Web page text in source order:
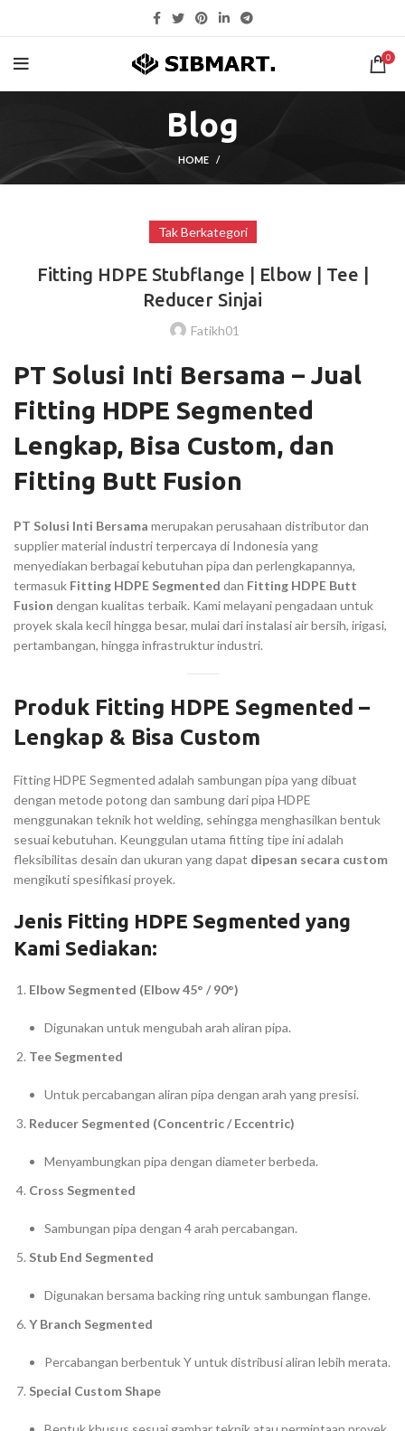
0
Blog
HOME
Tak Berkategori
Fitting HDPE Stubflange | Elbow | Tee |
Reducer Sinjai
Fatikh01
PT Solusi Inti Bersama – Jual
Fitting HDPE Segmented
Lengkap, Bisa Custom, dan
Fitting Butt Fusion
PT Solusi Inti Bersama merupakan perusahaan distributor dan
supplier material industri terpercaya di Indonesia yang
menyediakan berbagai kebutuhan pipa dan perlengkapannya,
termasuk Fitting HDPE Segmented dan Fitting HDPE Butt
Fusion dengan kualitas terbaik. Kami melayani pengadaan untuk
proyek skala kecil hingga besar, mulai dari instalasi air bersih, irigasi,
pertambangan, hingga infrastruktur industri.
Produk Fitting HDPE Segmented –
Lengkap & Bisa Custom
Fitting HDPE Segmented adalah sambungan pipa yang dibuat
dengan metode potong dan sambung dari pipa HDPE
menggunakan teknik hot welding, sehingga menghasilkan bentuk
sesuai kebutuhan. Keunggulan utama fitting tipe ini adalah
fleksibilitas desain dan ukuran yang dapat dipesan secara custom
mengikuti spesifikasi proyek.
Jenis Fitting HDPE Segmented yang
Kami Sediakan:
Elbow Segmented (Elbow 45° / 90°)
Digunakan untuk mengubah arah aliran pipa.
Tee Segmented
Untuk percabangan aliran pipa dengan arah yang presisi.
Reducer Segmented (Concentric / Eccentric)
Menyambungkan pipa dengan diameter berbeda.
Cross Segmented
Sambungan pipa dengan 4 arah percabangan.
Stub End Segmented
Digunakan bersama backing ring untuk sambungan flange.
Y Branch Segmented
Percabangan berbentuk Y untuk distribusi aliran lebih merata.
Special Custom Shape